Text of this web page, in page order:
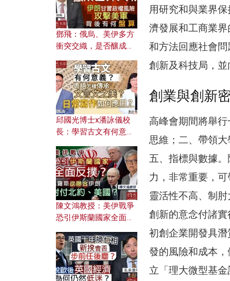
用研究和與業界
濟發展和工商業
和方法回應社會
創新及科技局，並
創業與創新
高峰會期間將舉
思維；二、帶領
五、指標與數據
力，非常重要，
靈活性不高、制
創新的意念付諸
初創企業開發具
發的風險和成本
立「理大微型基
鄧飛：俄烏、美伊多方
衝突交織，是否釀成世
風險攻擊美軍，背後有
何盤算？
邱國光博士x潘詠儀校
長：學習古文有何意
文之美？ 日常寫作如何
應用？
陳文鴻教授：美伊戰爭
恐引伊斯蘭國家全面反
對付北約美國？